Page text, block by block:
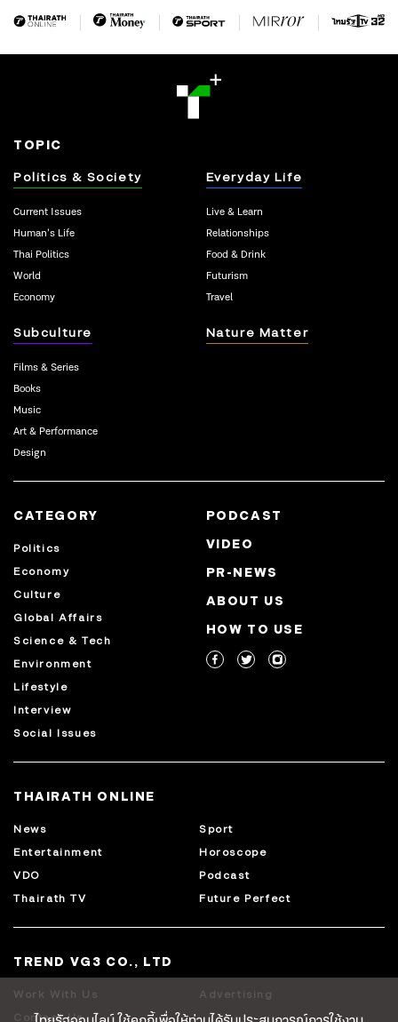
TOPIC
Politics & Society
Current Issues
Human’s Life
Thai Politics
World
Economy
Everyday Life
Live & Learn
Relationships
Food & Drink
Futurism
Travel
Subculture
Films & Series
Books
Music
Art & Performance
Design
Nature Matter
CATEGORY
Politics
Economy
Culture
Global Affairs
Science & Tech
Environment
Lifestyle
Interview
Social Issues
PODCAST
VIDEO
PR-NEWS
ABOUT US
HOW TO USE
THAIRATH ONLINE
News
Sport
Entertainment
Horoscope
VDO
Podcast
Thairath TV
Future Perfect
TREND VG3 CO., LTD
Work With Us
Advertising
Contact Us